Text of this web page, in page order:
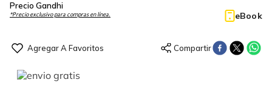
Precio Gandhi
*Precio exclusivo para compras en línea. eBook